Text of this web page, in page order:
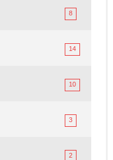
8
14
10
3
2